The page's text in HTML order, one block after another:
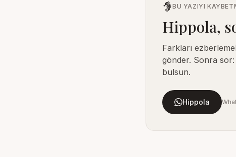
BU YAZIYI
Hippola,
Farkları
gönder. Sonra
bulsun.
Hippola